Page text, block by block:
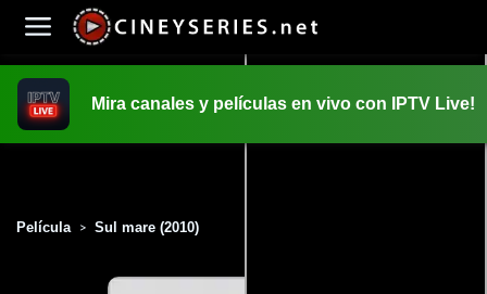
Mira canales y películas en vivo con IPTV Live!
Película > Sul mare (2010)